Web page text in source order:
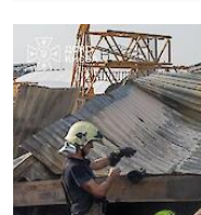
зростання цін в Україні
Микола Потика